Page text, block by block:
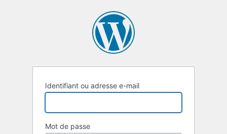
Identifiant ou adresse e-mail
Mot de passe